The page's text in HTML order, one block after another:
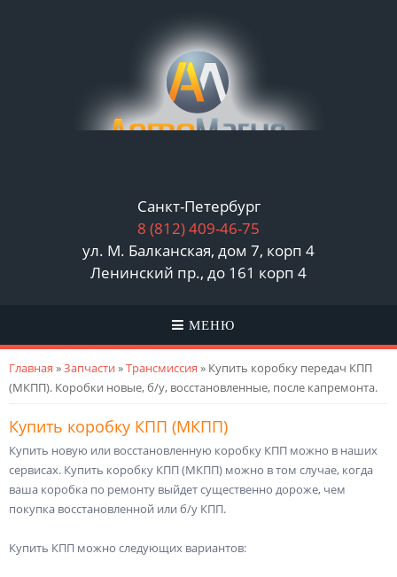
Санкт-Петербург
8 (812)409-46-75
ул. М. Балканская, дом 7, корп 4
Ленинский пр., до 161 корп 4
МЕНЮ
Вы здесь
Главная »Запчасти»Трансмиссия » Купить коробку передач КПП
(МКПП). Коробки новые, б/у, восстановленные, после капремонта.
Купить коробку КПП (МКПП)
Купить новую или восстановленную коробку КПП можно в наших
сервисах. Купить коробку КПП (МКПП) можно в том случае, когда
ваша коробка по ремонту выйдет существенно дороже, чем
покупка восстановленной или б/у КПП.
Купить КПП можно следующих вариантов: